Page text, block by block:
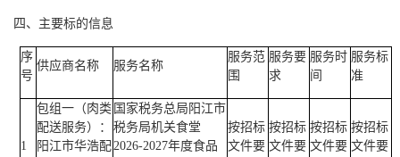
四、主要标的信息
序
号
供应商名称 服务名称
服务范
围
服务要
求
服务时
间
服务标
准
1
包组一（肉类
配送服务）：
阳江市华浩配
国家税务总局阳江市
税务局机关食堂
2026-2027年度食品
按招标
文件要
按招标
文件要
按招标
文件要
按招标
文件要